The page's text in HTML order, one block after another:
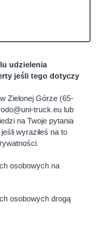
udzielenia
jeśli tego dotyczy
Zielonej Górze (65-
truck.eu lub
na Twoje pytania
wyraziłeś na to
osobowych na
osobowych drogą